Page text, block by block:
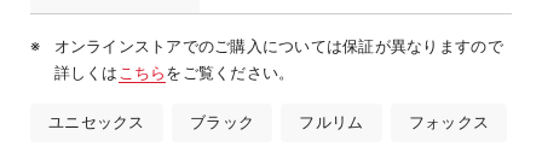
オンラインストアでのご購入については保証が異なりますので
詳しくは こちらをご覧ください。
ユニセックス ブラック フルリム フォックス